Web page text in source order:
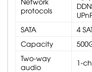
protocols
SATA
4
Capacity
Two-way
audio
1-